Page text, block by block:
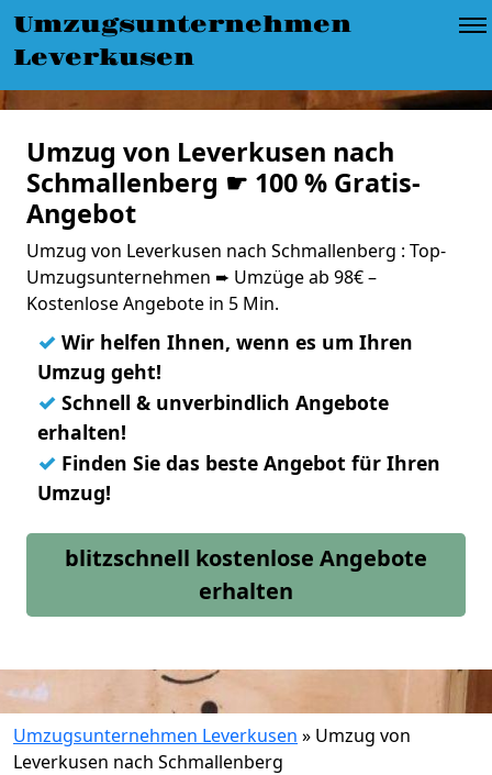
Umzugsunternehmen
Leverkusen
Umzug von Leverkusen nach
Schmallenberg ☛ 100 % Gratis-
Angebot
Umzug von Leverkusen nach Schmallenberg : Top-
Umzugsunternehmen ➨ Umzüge ab 98€ –
Kostenlose Angebote in 5 Min.
✓ Wir helfen Ihnen, wenn es um Ihren
Umzug geht!
✓ Schnell & unverbindlich Angebote
erhalten!
✓ Finden Sie das beste Angebot für Ihren
Umzug!
blitzschnell kostenlose Angebote
erhalten
Umzugsunternehmen Leverkusen » Umzug von
Leverkusen nach Schmallenberg